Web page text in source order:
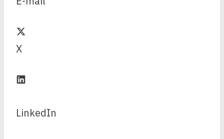
X
LinkedIn